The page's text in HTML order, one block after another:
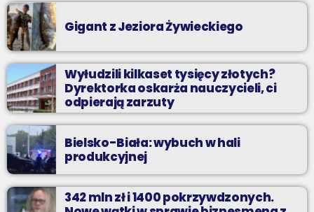
Gigant z Jeziora Żywieckiego
Wyłudzili kilkaset tysięcy złotych?
Dyrektorka oskarża nauczycieli, ci
odpierają zarzuty
Bielsko-Biała: wybuch w hali
produkcyjnej
342 mln zł i 1400 pokrzywdzonych.